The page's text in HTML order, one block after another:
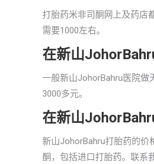
打胎药米非司酮网上及药店
需要1000左右。
在新山
一般新山JohorBahru医院做
3000多元。
在新山
新山JohorBahru打胎药的价
酮，包括进口打胎药。联系